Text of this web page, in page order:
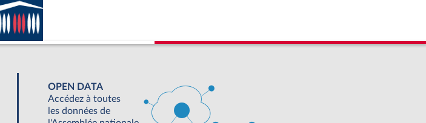
OPEN DATA
Accédez à toutes
les données de